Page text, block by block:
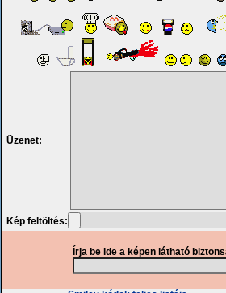
Üzenet:
Kép feltöltés:
Írja be ide a képen látható